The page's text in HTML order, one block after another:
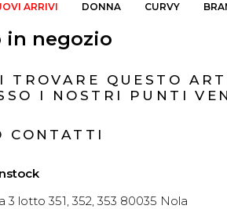
ARRIVI DONNA CURVY
in negozio
TROVARE QUESTO
I NOSTRI PUNTI
CONTATTI
3 lotto 351, 352, 353 80035 Nola